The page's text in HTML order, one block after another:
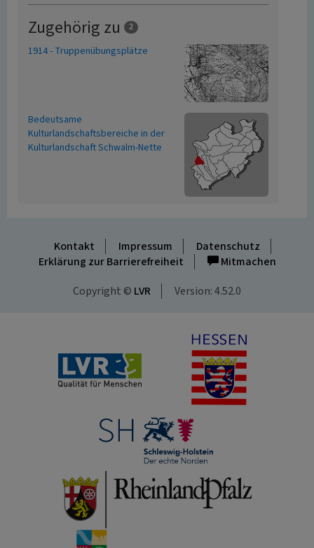
Zugehörig zu 2
1914 - Truppenübungsplätze
Bedeutsame
Kulturlandschaftsbereiche in der
Kulturlandschaft Schwalm-Nette
Kontakt Impressum
Datenschutz
Erklärung zur Barrierefreiheit
Mitmachen
Copyright © LVR Version: 4.52.0